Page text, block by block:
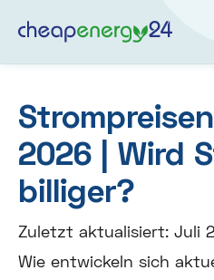
2026 | Wird
billiger?
Zuletzt aktualisiert: Juli
Wie entwickeln sich